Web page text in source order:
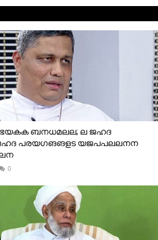
ബനധമലല; ല ജഹദ
പരയഗങങളട യജപപലലനന
0